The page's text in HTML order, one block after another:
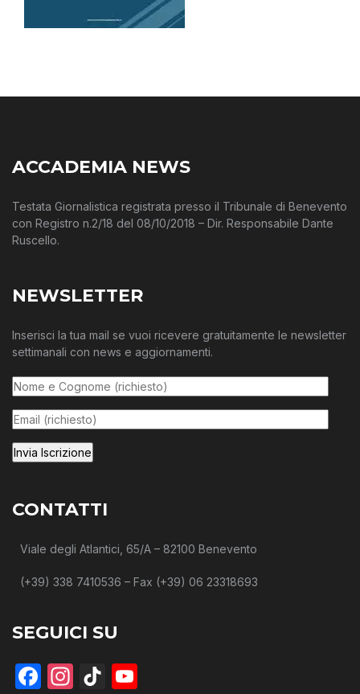
ACCADEMIA NEWS
Testata Giornalistica registrata presso il Tribunale di Benevento
con Registro n.2/18 del 08/10/2018 – Dir. Responsabile Dante
Ruscello.
NEWSLETTER
Inserisci la tua mail se vuoi ricevere gratuitamente le newsletter
settimanali con news e aggiornamenti.
CONTATTI
Viale degli Atlantici, 65/A – 82100 Benevento
(+39) 338 7410536 – Fax (+39) 06 23318693
SEGUICI SU
Facebook
Instagram
TikTok